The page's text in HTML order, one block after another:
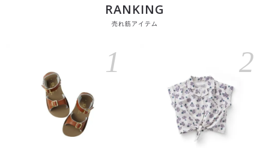
RANKING
売れ筋アイテム
1 2